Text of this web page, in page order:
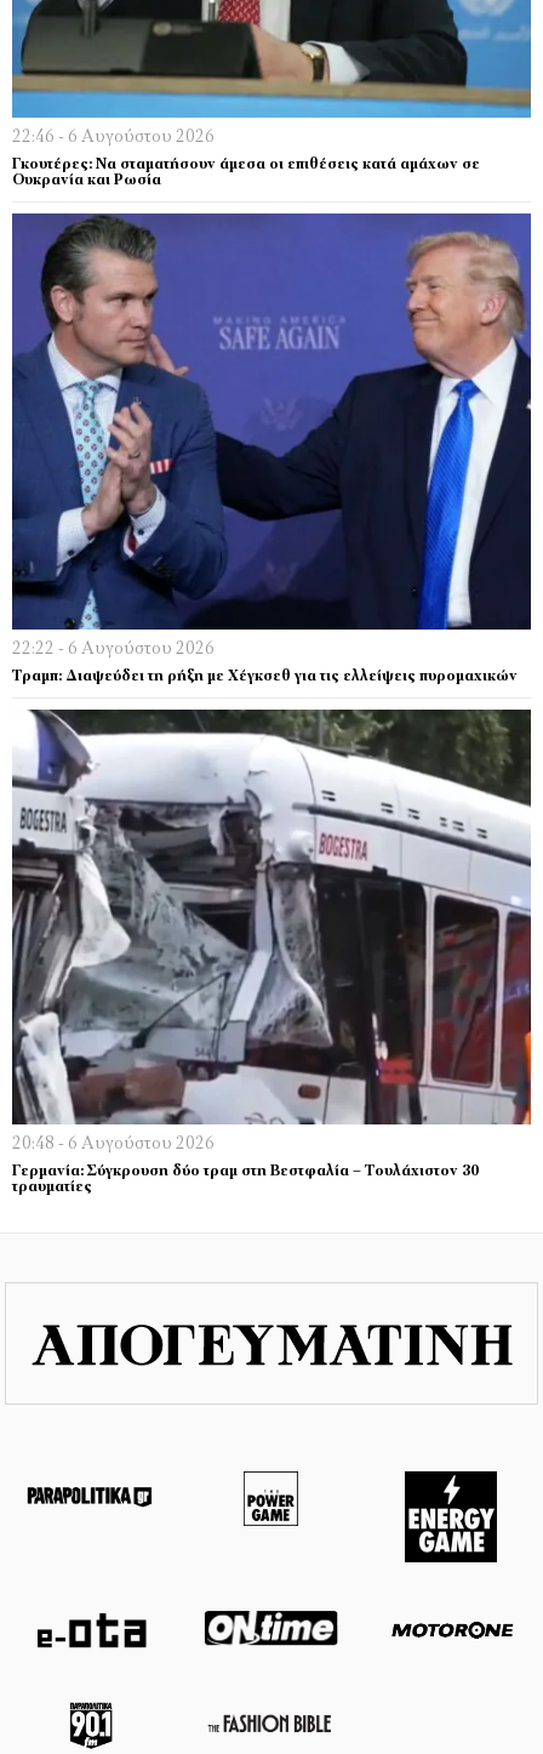
22:46 - 6 Αυγούστου 2026
Γκουτέρες: Να σταματήσουν άμεσα οι επιθέσεις κατά αμάχων σε
Ουκρανία και Ρωσία
22:22 - 6 Αυγούστου 2026
Τραμπ: Διαψεύδει τη ρήξη με Χέγκσεθ για τις ελλείψεις πυρομαχικών
20:48 - 6 Αυγούστου 2026
Γερμανία: Σύγκρουση δύο τραμ στη Βεστφαλία – Τουλάχιστον 30
τραυματίες